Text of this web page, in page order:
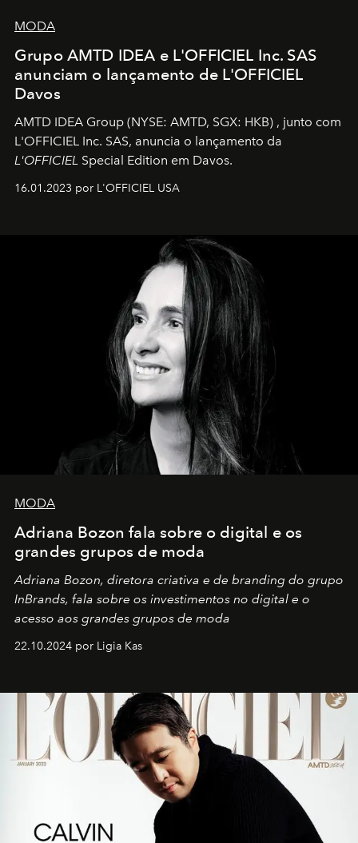
MODA
Grupo AMTD IDEA e L'OFFICIEL Inc. SAS
anunciam o lançamento de L'OFFICIEL
Davos
AMTD IDEA Group (NYSE: AMTD, SGX: HKB) , junto com
L'OFFICIEL Inc. SAS, anuncia o lançamento da
L'OFFICIEL Special Edition em Davos.
16.01.2023 por L'OFFICIEL USA
MODA
Adriana Bozon fala sobre o digital e os
grandes grupos de moda
Adriana Bozon, diretora criativa e de branding do grupo
InBrands, fala sobre os investimentos no digital e o
acesso aos grandes grupos de moda
22.10.2024 por Ligia Kas